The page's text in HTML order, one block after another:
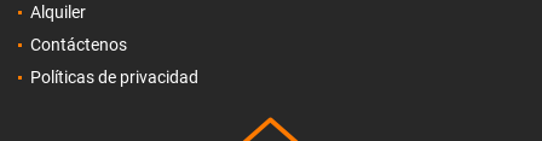
Alquiler
Contáctenos
Políticas de privacidad